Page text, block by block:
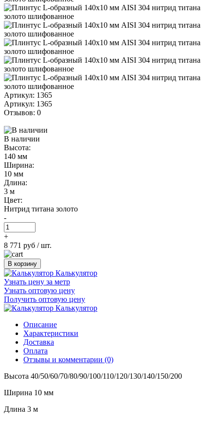
Артикул: 1365
Артикул: 1365
Отзывов: 0
В наличии
Высота:
140 мм
Ширина:
10 мм
Длина:
3 м
Цвет:
Нитрид титана золото
-
+
8 771 руб / шт.
В корзину
Калькулятор
Узнать цену за метр
Узнать оптовую цену
Получить оптовую цену
Калькулятор
Описание
Характеристики
Доставка
Оплата
Отзывы и комментарии (0)
Высота 40/50/60/70/80/90/100/110/120/130/140/150/200
Ширина 10 мм
Длина 3 м